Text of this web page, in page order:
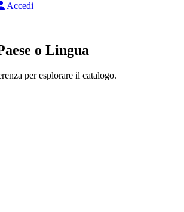
Accedi
o Lingua
per esplorare il catalogo.